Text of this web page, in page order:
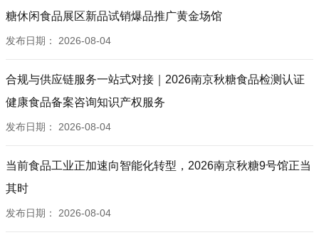
糖休闲食品展区新品试销爆品推广黄金场馆
发布日期： 2026-08-04
合规与供应链服务一站式对接｜2026南京秋糖食品检测认证
健康食品备案咨询知识产权服务
发布日期： 2026-08-04
当前食品工业正加速向智能化转型，2026南京秋糖9号馆正当
其时
发布日期： 2026-08-04